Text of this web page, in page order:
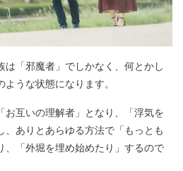
は「邪魔者」でしかなく、何とかし
うな状態になります。
お互いの理解者」となり、「浮気を
、ありとあらゆる方法で「もっとも
、「外堀を埋め始めたり」するので